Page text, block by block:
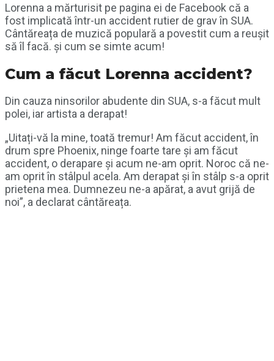
Lorenna a mărturisit pe pagina ei de Facebook că a
fost implicată într-un accident rutier de grav în SUA.
Cântăreața de muzică populară a povestit cum a reușit
să îl facă. și cum se simte acum!
Cum a făcut Lorenna accident?
Din cauza ninsorilor abudente din SUA, s-a făcut mult
polei, iar artista a derapat!
„Uitați-vă la mine, toată tremur! Am făcut accident, în
drum spre Phoenix, ninge foarte tare și am făcut
accident, o derapare și acum ne-am oprit. Noroc că ne-
am oprit în stâlpul acela. Am derapat și în stâlp s-a oprit
prietena mea. Dumnezeu ne-a apărat, a avut grijă de
noi”, a declarat cântăreața.